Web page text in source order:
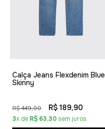
Calça Jeans Flexdenim Blue
Skinny
R$ 449,00 R$ 189,90
3x de R$ 63,30 sem juros